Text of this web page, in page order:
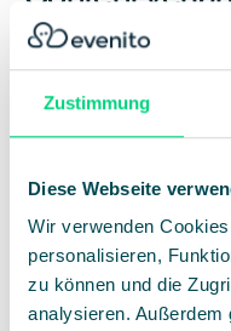
Zustimmung
Diese Webseite
Wir verwenden
personalisieren,
zu können und die
analysieren. Außerdem
verstärken
präsentiere Highlights
bereit. Über die evenito-
Wochen hinweg
Beziehungen
Kontakte